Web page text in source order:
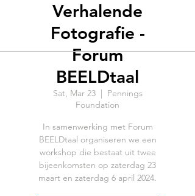
Verhalende
Fotografie -
Forum
BEELDtaal
Sat, Mar 23
  |
Pennings
Foundation
In samenwerking met Forum
BEELDtaal organiseren we een
workshop die bestaat uit twee
bijeenkomsten op zaterdag 23
maart en zaterdag 6 april 2024.